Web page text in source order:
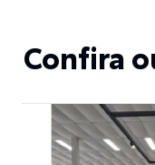
Confira